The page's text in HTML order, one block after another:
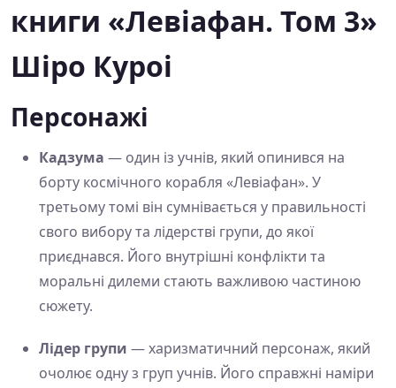
книги «Левіафан. Том 3»
Шіро Куроі
Персонажі
Кадзума — один із учнів, який опинився на
борту космічного корабля «Левіафан». У
третьому томі він сумнівається у правильності
свого вибору та лідерстві групи, до якої
приєднався. Його внутрішні конфлікти та
моральні дилеми стають важливою частиною
сюжету.
Лідер групи — харизматичний персонаж, який
очолює одну з груп учнів. Його справжні наміри